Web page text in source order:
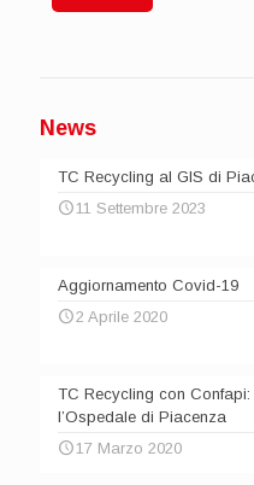
News
TC Recycling al GIS di
11 Settembre 2023
Aggiornamento Covid-19
2 Aprile 2020
TC Recycling con
l’Ospedale di Piacenza
17 Marzo 2020